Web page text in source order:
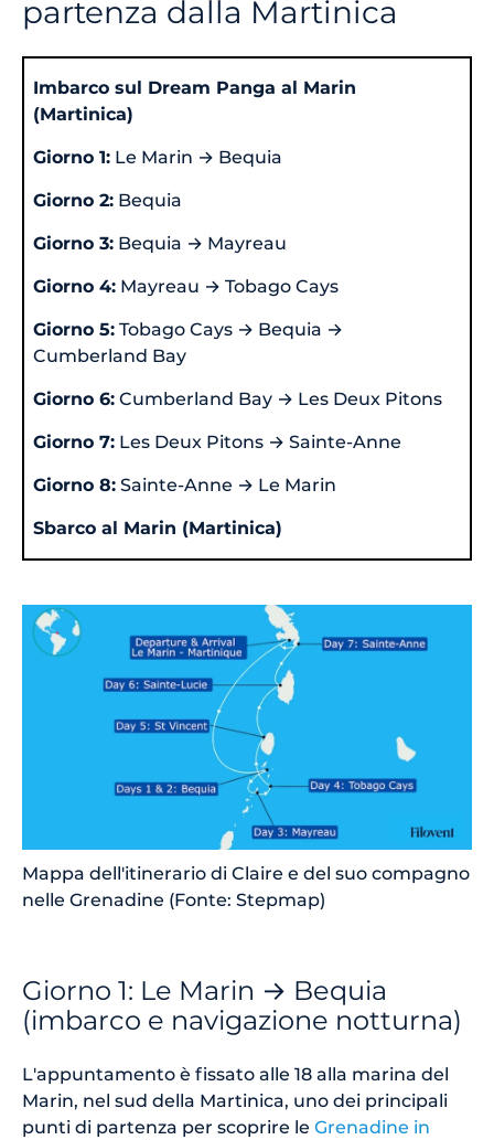
partenza dalla Martinica
Imbarco sul Dream Panga al Marin
(Martinica)
Giorno 1: Le Marin → Bequia
Giorno 2: Bequia
Giorno 3: Bequia → Mayreau
Giorno 4: Mayreau → Tobago Cays
Giorno 5: Tobago Cays → Bequia →
Cumberland Bay
Giorno 6: Cumberland Bay → Les Deux Pitons
Giorno 7: Les Deux Pitons → Sainte-Anne
Giorno 8: Sainte-Anne → Le Marin
Sbarco al Marin (Martinica)
Mappa dell'itinerario di Claire e del suo compagno
nelle Grenadine (Fonte: Stepmap)
Giorno 1: Le Marin → Bequia
(imbarco e navigazione notturna)
L'appuntamento è fissato alle 18 alla marina del
Marin, nel sud della Martinica, uno dei principali
punti di partenza per scoprire le Grenadine in